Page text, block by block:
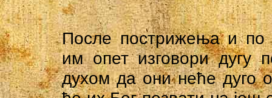
После пострижења и по
им опет изговори дугу
духом да они неће дуго